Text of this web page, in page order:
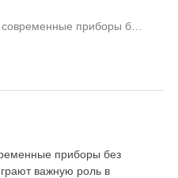
приборы б…
приборы без
важную роль в